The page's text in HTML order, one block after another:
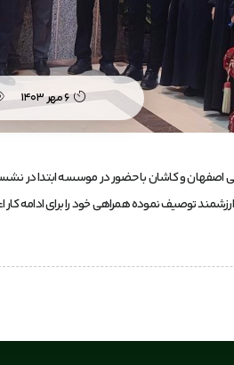
6 مهر 1403
همراهان بهزیستی اصفهان و کاشان با حضور در
توصیف نموده همراهی خود را برای ادامه